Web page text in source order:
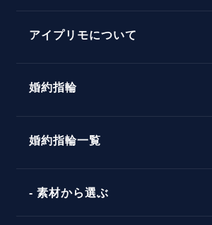
プロポーズアイテム
パーフェクトプロポーズリング
ダイヤモンドの品質とは？
アイプリモについて
婚約指輪
婚約指輪一覧
素材から選ぶ